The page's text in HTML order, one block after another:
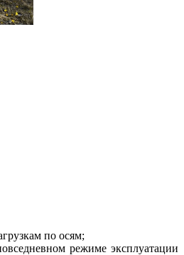
по осям;
режиме эксплуатации